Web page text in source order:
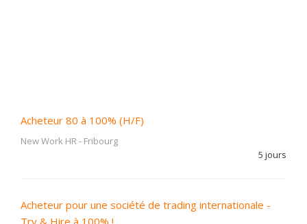
Acheteur 80 à 100% (H/F)
New Work HR- Fribourg
5 jours
Acheteur pour une société de trading internationale -
Try & Hire à 100% !